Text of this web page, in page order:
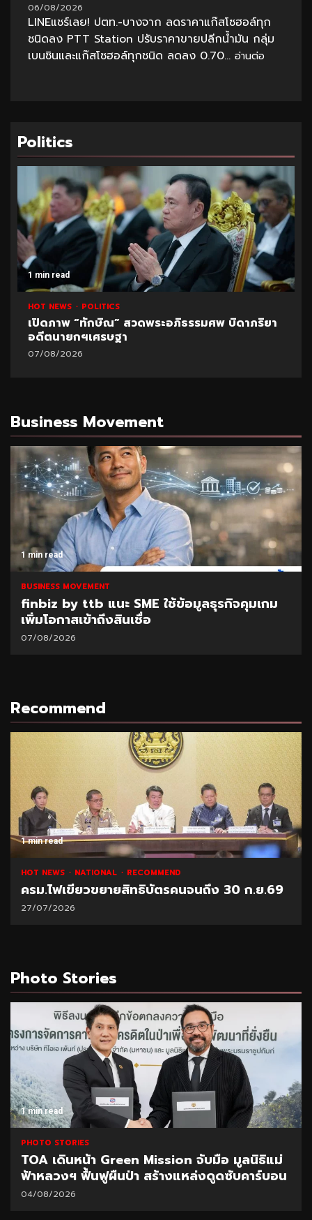
06/08/2026
LINEแชร์เลย! ปตท.-บางจาก ลดราคาแก๊สโซฮอล์ทุก
ชนิดลง PTT Station ปรับราคาขายปลีกน้ำมัน กลุ่ม
เบนซินและแก๊สโซฮอล์ทุกชนิด ลดลง 0.70... อ่านต่อ
Politics
1 min read
HOT NEWS POLITICS
เปิดภาพ “ทักษิณ” สวดพระอภิธรรมศพ บิดาภริยา
อดีตนายกฯเศรษฐา
07/08/2026
Business Movement
ttb แนะ SME ใช้ข้อมูลธุรกิจคุมเกม
เข้าถึงสินเชื่อ
1 min read
SAM เปิ
Recommend
1 min read
HOT NEWS NATIONAL RECOMMEND
ครม.ไฟเขียวขยายสิทธิบัตรคนจนถึง 30 ก.ย.69
27/07/2026
Photo Stories
1 min read
PHOTO STORIES
TOA เดินหน้า Green Mission จับมือ มูลนิธิแม่
ฟ้าหลวงฯ ฟื้นฟูผืนป่า สร้างแหล่งดูดซับคาร์บอน
04/08/2026